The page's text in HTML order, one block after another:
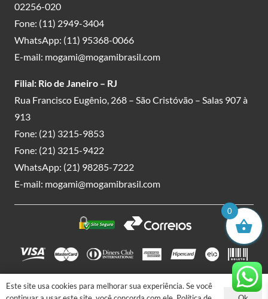
02256-020
Fone: (11) 2949-3404
WhatsApp: (11) 95368-0066
E-mail: mogami@mogamibrasil.com
Filial: Rio de Janeiro – RJ
Rua Francisco Eugênio, 268 – São Cristóvão – Salas 907 à
913
Fone: (21) 3215-9853
Fone: (21) 3215-9422
WhatsApp: (21) 98285-7222
E-mail: mogami@mogamibrasil.com
Mogami Importação & Exportação LTDA. | CNPJ:
0
Este site usa cookies para melhorar sua experiência. Se você